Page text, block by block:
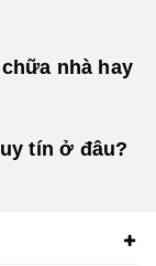
nhà hay
tín ở đâu?